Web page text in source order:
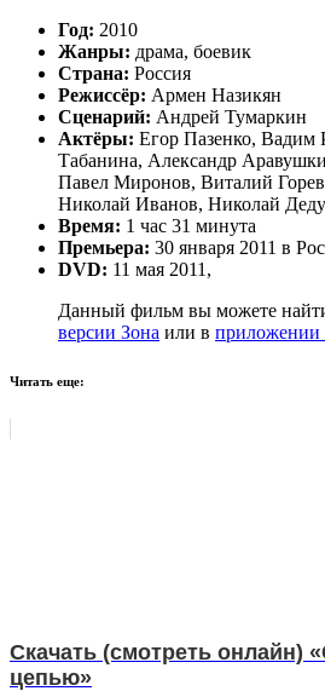
Год: 2010
Жанры: драма, боевик
Страна: Россия
Режиссёр: Армен Назикян
Сценарий: Андрей Тумаркин
Актёры: Егор Пазенко, Вадим
Табанина, Александр
Павел Миронов, Виталий
Николай Иванов, Николай
Время: 1 час 31 минута
Премьера: 30 января 2011 в
DVD: 11 мая 2011,
Данный фильм вы можете
версии Зона или в приложении
Читать еще:
Скачать (смотреть онлайн)
цепью»